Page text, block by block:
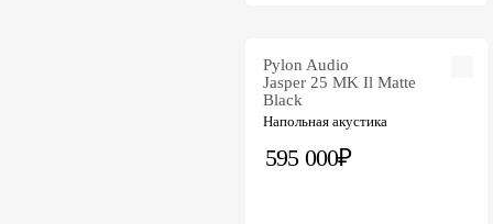
Pylon Audio
Jasper 25 MK Il Matte
Black
Напольная акустика
595 000₽